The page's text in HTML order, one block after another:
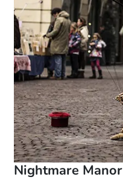
Nightmare Manor